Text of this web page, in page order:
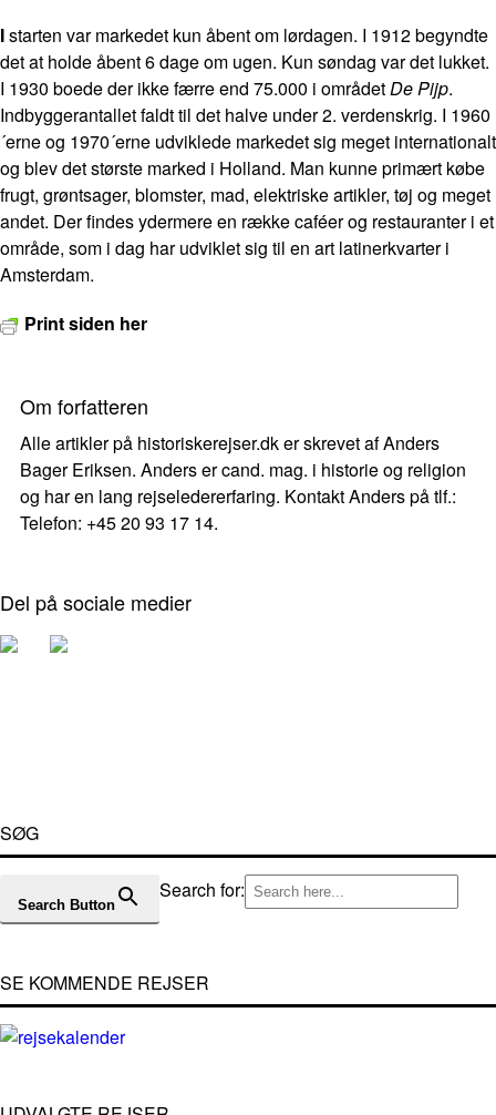
Istarten var markedet kun åbent om lørdagen. I 1912 begyndte
det at holde åbent 6 dage om ugen. Kun søndag var det lukket.
I 1930 boede der ikke færre end 75.000 i områdetDe Pijp.
Indbyggerantallet faldt til det halve under 2. verdenskrig. I 1960
´erne og 1970´erne udviklede markedet sig meget internationalt
og blev det største marked i Holland. Man kunne primært købe
frugt, grøntsager, blomster, mad, elektriske artikler, tøj og meget
andet. Der findes ydermere en række caféer og restauranter i et
område, som i dag har udviklet sig til en art latinerkvarter i
Amsterdam.
Print siden her
Om forfatteren
Alle artikler på historiskerejser.dk er skrevet af Anders
Bager Eriksen. Anders er cand. mag. i historie og religion
og har en lang rejseledererfaring. Kontakt Anders på tlf.:
Telefon: +45 20 93 17 14.
Del på sociale medier
SØG
Search for:
Search Button
SE KOMMENDE REJSER